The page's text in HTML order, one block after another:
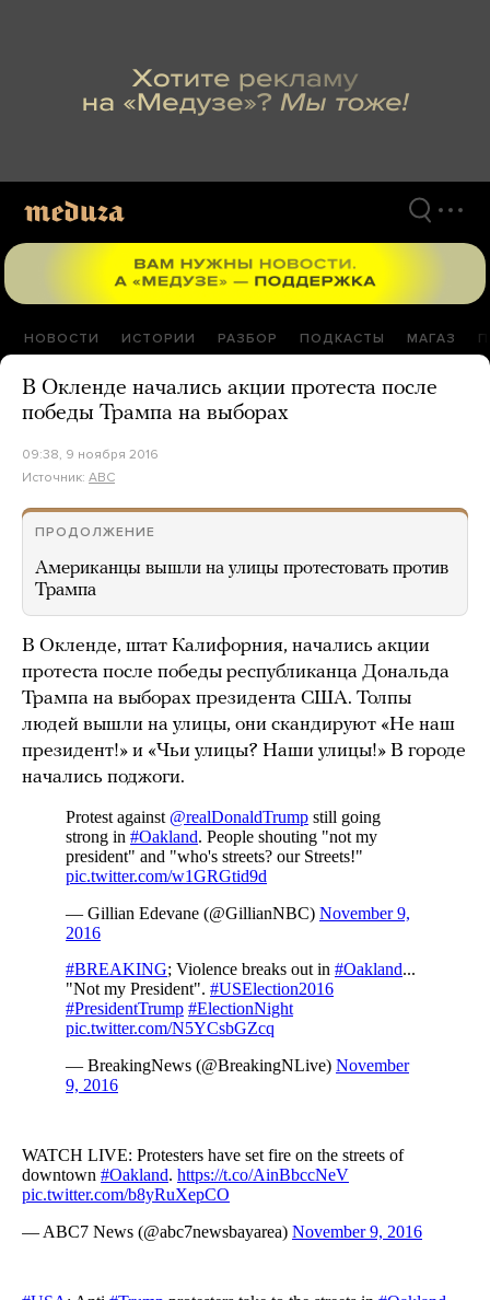
НОВОСТИ ИСТОРИИ РАЗБОР ПОДКАСТЫ МАГАЗ
В Окленде начались акции протеста после
победы Трампа на выборах
09:38, 9 ноября 2016
Источник: ABC
ПРОДОЛЖЕНИЕ
Американцы вышли на улицы протестовать против
Трампа
В Окленде, штат Калифорния, начались акции
протеста после победы республиканца Дональда
Трампа на выборах президента США. Толпы
людей вышли на улицы, они скандируют «Не наш
президент!» и «Чьи улицы? Наши улицы!» В городе
начались поджоги.